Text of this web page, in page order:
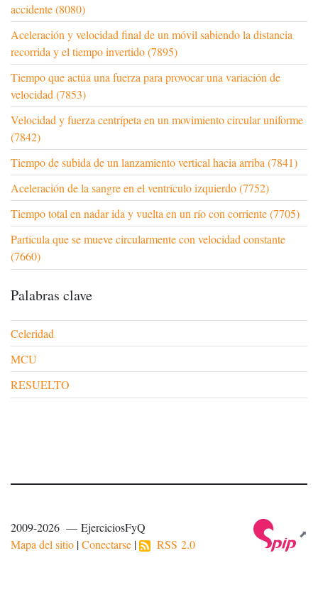
accidente (8080)
Aceleración y velocidad final de un móvil sabiendo la distancia
recorrida y el tiempo invertido (7895)
Tiempo que actúa una fuerza para provocar una variación de
velocidad (7853)
Velocidad y fuerza centrípeta en un movimiento circular uniforme
(7842)
Tiempo de subida de un lanzamiento vertical hacia arriba (7841)
Aceleración de la sangre en el ventrículo izquierdo (7752)
Tiempo total en nadar ida y vuelta en un río con corriente (7705)
Partícula que se mueve circularmente con velocidad constante
(7660)
Palabras clave
Celeridad
MCU
RESUELTO
2009-2026 — EjerciciosFyQ
Mapa del sitio |Conectarse | RSS 2.0